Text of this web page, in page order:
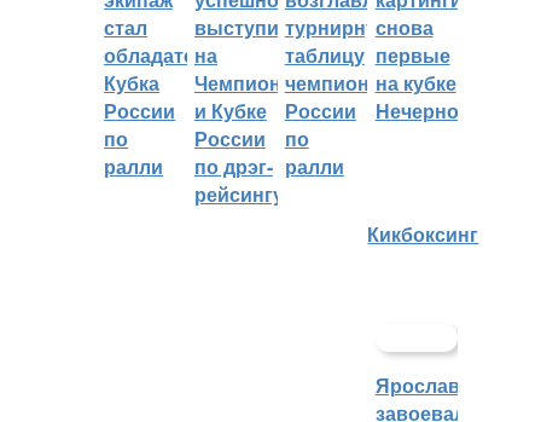
стал
обладателем
Кубка
России
по
ралли
выступили
на
Чемпионате
и Кубке
России
по дрэг-
рейсингу
турнирную
таблицу
чемпионата
России
по
ралли
снова
первые
на кубке
Нечерноземья
Кикбоксинг
Ярославцы
завоевали